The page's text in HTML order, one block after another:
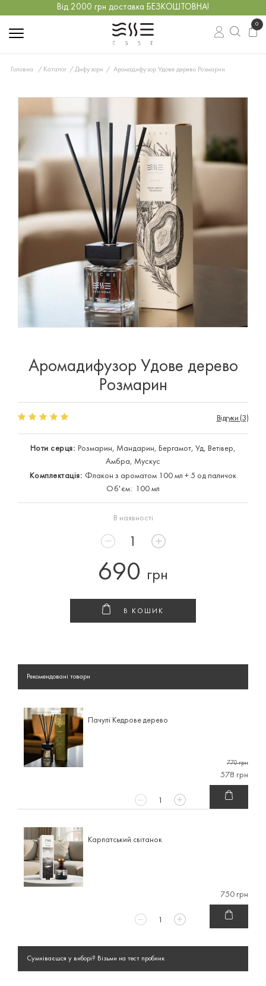
Від 2000 грн доставка БЕЗКОШТОВНА!
0
Головна Каталог Дифузори Аромадифузор Удове дерево Розмарин
Аромадифузор Удове дерево
Розмарин
Відгуки (3)
Ноти серця: Розмарин, Мандарин, Бергамот, Уд, Ветівер,
Амбра, Мускус
Комплектація: Флакон з ароматом 100 мл + 5 од паличок
Об'єм:
100 мл
В наявності
690 грн
В КОШИК
Рекомендовані товари
Пачулі Кедрове дерево
770 грн
578 грн
Карпатський світанок
750 грн
Сумніваєшся у виборі? Візьми на тест пробник